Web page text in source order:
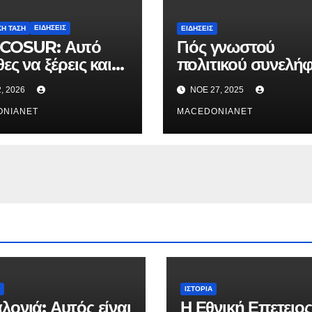
ΤΆΣΗ ΕΙΔΉΣΕΙΣ
Αυτό
να ξέρεις και
λένε.
2026
ΕΙΔΉΣΕΙΣ
Γιός γνωστού
πολιτικού
μετά από
ΝΟΈ 27, 2025
MACEDONIANET
Αυτός είναι
ΙΣΤΟΡΊΑ
Η Εθνική